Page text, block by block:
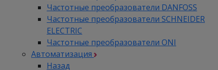
Частотные преобразователи DANFOSS
Частотные преобразователи SCHNEIDER
ELECTRIC
Частотные преобразователи ONI
Автоматизация
Назад